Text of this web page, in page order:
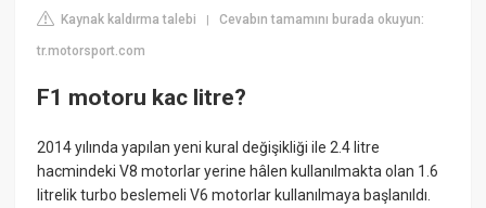
Kaynak kaldırma talebi |Cevabın tamamını burada okuyun:
tr.motorsport.com
F1 motoru kac litre?
2014 yılında yapılan yeni kural değişikliği ile 2.4 litre
hacmindeki V8 motorlar yerine hâlen kullanılmakta olan 1.6
litrelik turbo beslemeli V6 motorlar kullanılmaya başlanıldı.